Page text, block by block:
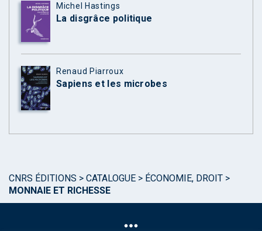
Michel Hastings
La disgrâce politique
Renaud Piarroux
Sapiens et les microbes
CNRS ÉDITIONS > CATALOGUE > ÉCONOMIE, DROIT >
MONNAIE ET RICHESSE